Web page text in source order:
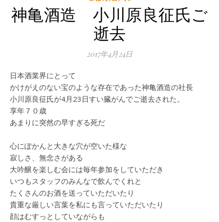
神亀酒造 小川原良征氏ご
逝去
2017年4月24日
日本酒業界にとって
かけがえのない宝のような存在であった神亀酒造の社長
小川原良征氏が4月23日すい臓がんでご逝去された。
享年７０歳
あまりに突然の早すぎる死だ
心にぽかんと大きな穴が空いた様な
寂しさ、無念さがある
大吟醸を楽しむ会には毎年参加をしていただき
いつもスタッフのみんなで飲んでくれと
たくさんのお酒を送っていただいたり
貴重な厳しい言葉を私にも言っていただいたり
顔はむすっとしていながらも